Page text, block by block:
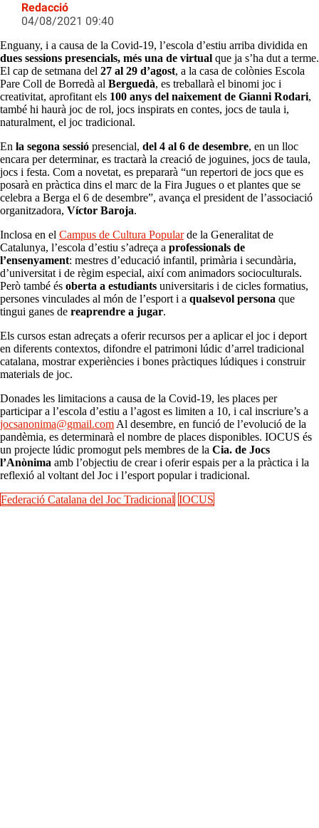
Redacció
04/08/2021 09:40
Enguany, i a causa de la Covid-19, l’escola d’estiu arriba dividida en
dues sessions presencials, més una de virtual que ja s’ha dut a terme.
El cap de setmana del 27 al 29 d’agost, a la casa de colònies Escola
Pare Coll de Borredà al Berguedà, es treballarà el binomi joc i
creativitat, aprofitant els 100 anys del naixement de Gianni Rodari,
també hi haurà joc de rol, jocs inspirats en contes, jocs de taula i,
naturalment, el joc tradicional.
En la segona sessió presencial, del 4 al 6 de desembre, en un lloc
encara per determinar, es tractarà la creació de joguines, jocs de taula,
jocs i festa. Com a novetat, es prepararà “un repertori de jocs que es
posarà en pràctica dins el marc de la Fira Jugues o et plantes que se
celebra a Berga el 6 de desembre”, avança el president de l’associació
organitzadora, Víctor Baroja.
Inclosa en el Campus de Cultura Popularde la Generalitat de
Catalunya, l’escola d’estiu s’adreça a professionals de
l’ensenyament: mestres d’educació infantil, primària i secundària,
d’universitat i de règim especial, així com animadors socioculturals.
Però també és oberta a estudiants universitaris i de cicles formatius,
persones vinculades al món de l’esport i a qualsevol persona que
tingui ganes de reaprendre a jugar.
Els cursos estan adreçats a oferir recursos per a aplicar el joc i deport
en diferents contextos, difondre el patrimoni lúdic d’arrel tradicional
catalana, mostrar experiències i bones pràctiques lúdiques i construir
materials de joc.
Donades les limitacions a causa de la Covid-19, les places per
participar a l’escola d’estiu a l’agost es limiten a 10, i cal inscriure’s a
jocsanonima@gmail.comAl desembre, en funció de l’evolució de la
pandèmia, es determinarà el nombre de places disponibles. IOCUS és
un projecte lúdic promogut pels membres de la Cia. de Jocs
l’Anònima amb l’objectiu de crear i oferir espais per a la pràctica i la
reflexió al voltant del Joc i l’esport popular i tradicional.
Federació Catalana del Joc Tradicional IOCUS